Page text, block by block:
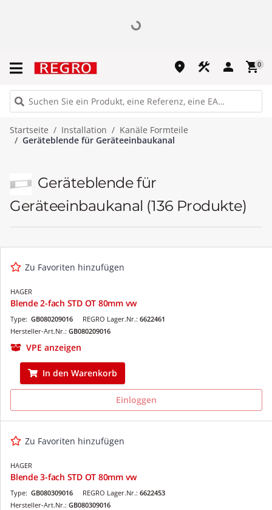
place construction person shopping_cart0
Startseite Installation
Kanäle Formteile
Geräteblende für Geräteeinbaukanal
Geräteblende für
Geräteeinbaukanal (136 Produkte)
Zu Favoriten hinzufügen
HAGER
Blende 2-fach STD OT 80mm vw
REGRO Lager.Nr.: 6622461
Type: GB080209016
Hersteller-Art.Nr.: GB080209016
VPE anzeigen
In den Warenkorb
Einloggen
Zu Favoriten hinzufügen
HAGER
Blende 3-fach STD OT 80mm vw
REGRO Lager.Nr.: 6622453
Type: GB080309016
Hersteller-Art.Nr.: GB080309016